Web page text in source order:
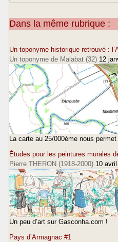
Dans la même rubrique :
Un toponyme historique retrouvé :
Un toponyme de Malabat (32) 12
La carte au 25/000ème nous
Études pour les peintures murales
Pierre THERON (1918-2000) 10
Un peu d’art sur Gasconha.com !
Pays d’Armagnac #1